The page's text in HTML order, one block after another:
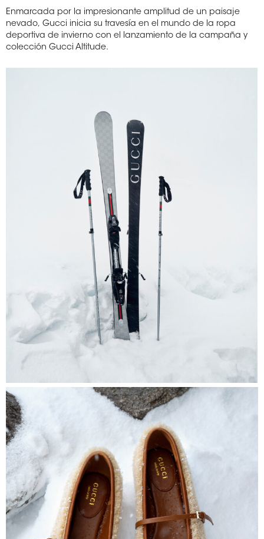
Enmarcada por la impresionante amplitud de un paisaje
nevado, Gucci inicia su travesía en el mundo de la ropa
deportiva de invierno con el lanzamiento de la campaña y
colección Gucci Altitude.